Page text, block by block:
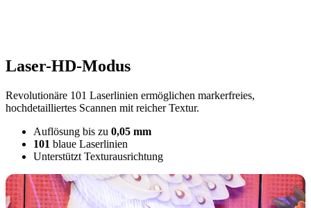
Laser-HD-Modus
Revolutionäre 101 Laserlinien ermöglichen markerfreies,
hochdetailliertes Scannen mit reicher Textur.
Auflösung bis zu 0,05 mm
101 blaue Laserlinien
Unterstützt Texturausrichtung